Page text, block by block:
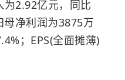
2.92亿元，同比
净利润为3875万
；EPS(全面摊薄)